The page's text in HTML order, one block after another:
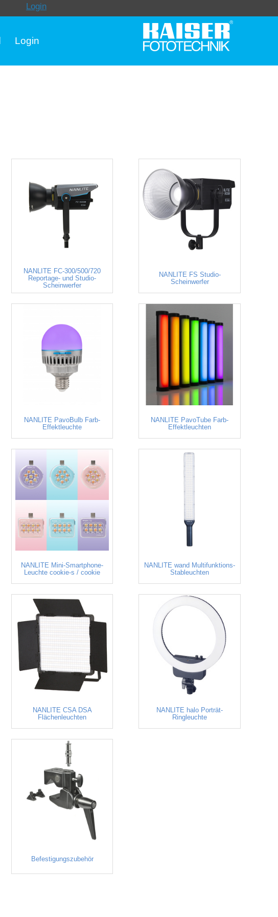
Login
Login
NANLITE FC-300/500/720
Reportage- und Studio-
Scheinwerfer
NANLITE FS Studio-
Scheinwerfer
NANLITE PavoBulb Farb-
Effektleuchte
NANLITE PavoTube Farb-
Effektleuchten
NANLITE Mini-Smartphone-
Leuchte cookie-s / cookie
NANLITE wand Multifunktions-
Stableuchten
NANLITE CSA DSA
Flächenleuchten
NANLITE halo Porträt-
Ringleuchte
Befestigungszubehör